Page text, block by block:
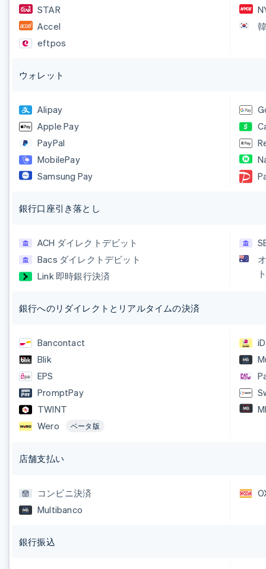
STAR
Accel
eftpos
ウォレット
Alipay
Apple Pay
PayPal
MobilePay
Samsung Pay
銀行口座引き落とし
ACH ダイレクトデビット
Bacs ダイレクトデビット
Link 即時銀行決済
銀行へのリダイレクトとリアルタイムの決済
Bancontact
Blik
EPS
PromptPay
TWINT
Wero
ベータ版
店舗支払い
コンビニ決済
Multibanco
銀行振込